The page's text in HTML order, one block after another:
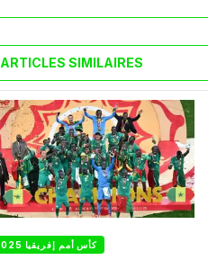
ARTICLES SIMILAIRES
كأس أمم إفريقيا 2025